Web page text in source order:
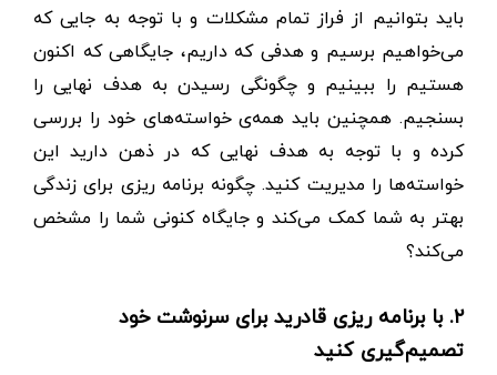
باید بتوانیم از فراز تمام مشکلات و با توجه به جایی که
می‌خواهیم برسیم و هدفی که داریم، جایگاهی که اکنون
هستیم را ببینیم و چگونگی رسیدن به هدف نهایی را
بسنجیم. همچنین باید همه‌ی خواسته‌های خود را بررسی
کرده و با توجه به هدف نهایی که در ذهن دارید این
خواسته‌ها را مدیریت کنید. چگونه برنامه ریزی برای زندگی
بهتر به شما کمک می‌کند و جایگاه کنونی شما را مشخص
می‌کند؟
۲. با برنامه ریزی قادرید برای سرنوشت خود
تصمیم‌گیری کنید